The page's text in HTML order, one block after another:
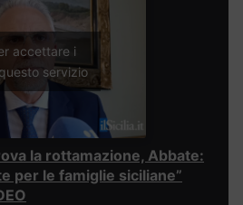
accettare i
servizio
la rottamazione, Abbate:
per le famiglie siciliane”